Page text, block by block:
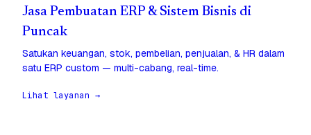
Jasa Pembuatan ERP & Sistem Bisnis di
Puncak
Satukan keuangan, stok, pembelian, penjualan, & HR dalam
satu ERP custom — multi-cabang, real-time.
Lihat layanan →